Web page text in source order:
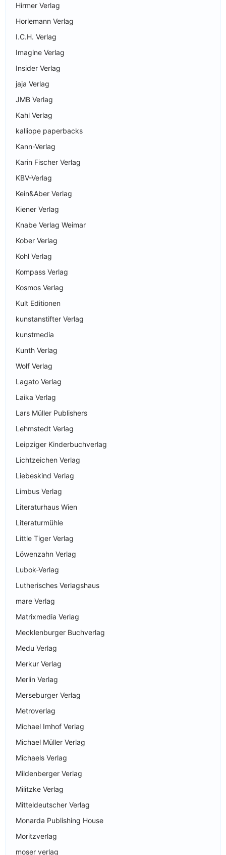
Hirmer Verlag
Horlemann Verlag
I.C.H. Verlag
Imagine Verlag
Insider Verlag
jaja Verlag
JMB Verlag
Kahl Verlag
kalliope paperbacks
Kann-Verlag
Karin Fischer Verlag
KBV-Verlag
Kein&Aber Verlag
Kiener Verlag
Knabe Verlag Weimar
Kober Verlag
Kohl Verlag
Kompass Verlag
Kosmos Verlag
Kult Editionen
kunstanstifter Verlag
kunstmedia
Kunth Verlag
Wolf Verlag
Lagato Verlag
Laika Verlag
Lars Müller Publishers
Lehmstedt Verlag
Leipziger Kinderbuchverlag
Lichtzeichen Verlag
Liebeskind Verlag
Limbus Verlag
Literaturhaus Wien
Literaturmühle
Little Tiger Verlag
Löwenzahn Verlag
Lubok-Verlag
Lutherisches Verlagshaus
mare Verlag
Matrixmedia Verlag
Mecklenburger Buchverlag
Medu Verlag
Merkur Verlag
Merlin Verlag
Merseburger Verlag
Metroverlag
Michael Imhof Verlag
Michael Müller Verlag
Michaels Verlag
Mildenberger Verlag
Militzke Verlag
Mitteldeutscher Verlag
Monarda Publishing House
Moritzverlag
moser verlag